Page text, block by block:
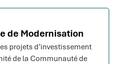
de Modernisation
projets d’investissement
de la Communauté de